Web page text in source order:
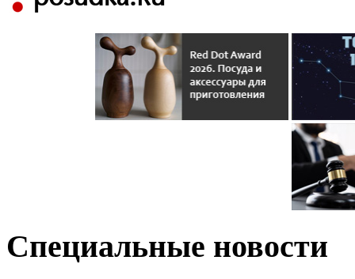
Специальные новости